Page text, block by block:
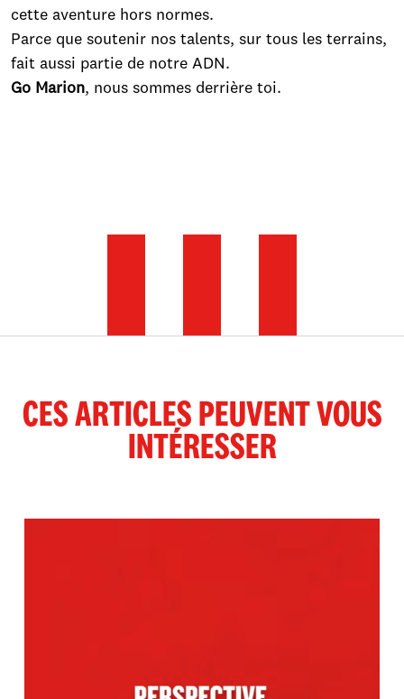
cette aventure hors normes.
Parce que soutenir nos talents, sur tous les terrains,
fait aussi partie de notre ADN.
Go Marion, nous sommes derrière toi.
CES ARTICLES PEUVENT VOUS
INTÉRESSER